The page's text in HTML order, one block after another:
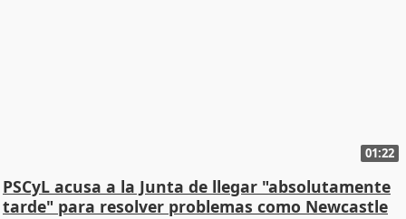
01:22
PSCyL acusa a la Junta de llegar "absolutamente
tarde" para resolver problemas como Newcastle